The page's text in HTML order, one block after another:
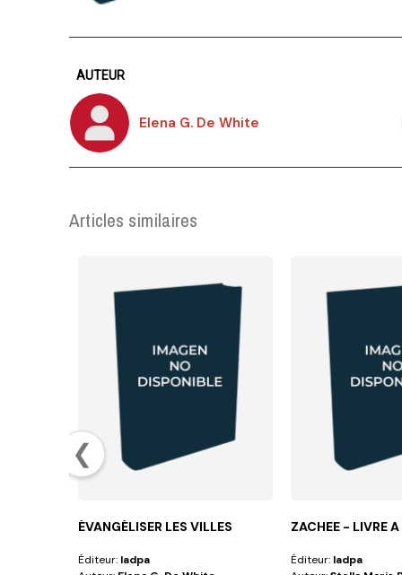
AUTEUR
Elena G. De White
Articles similaires
❮
ÉVANGÉLISER LES VILLES
Éditeur: Iadpa
ZACHEE - LIVRE
Éditeur: Iadpa